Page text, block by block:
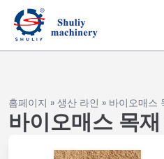
홈페이지 » 생산 라인 » 바이오매스
바이오매스 목